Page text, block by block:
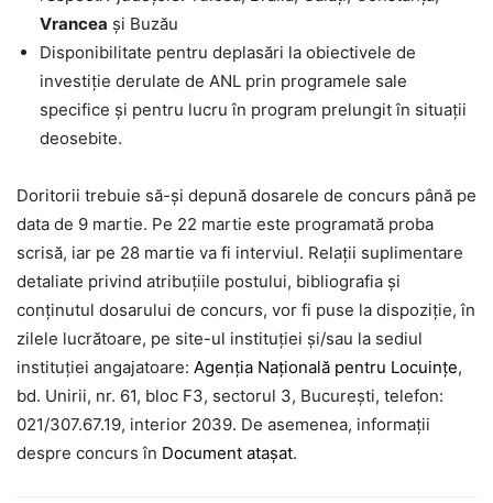
Vrancea şi Buzău
Disponibilitate pentru deplasări la obiectivele de
investiţie derulate de ANL prin programele sale
specifice și pentru lucru în program prelungit în situații
deosebite.
Doritorii trebuie să-și depună dosarele de concurs până pe
data de 9 martie. Pe 22 martie este programată proba
scrisă, iar pe 28 martie va fi interviul. Relații suplimentare
detaliate privind atribuțiile postului, bibliografia și
conținutul dosarului de concurs, vor fi puse la dispoziție, în
zilele lucrătoare, pe site-ul instituției și/sau la sediul
instituției angajatoare: Agenţia Naţională pentru Locuinţe,
bd. Unirii, nr. 61, bloc F3, sectorul 3, București, telefon:
021/307.67.19, interior 2039. De asemenea, informații
despre concurs în Document atașat.